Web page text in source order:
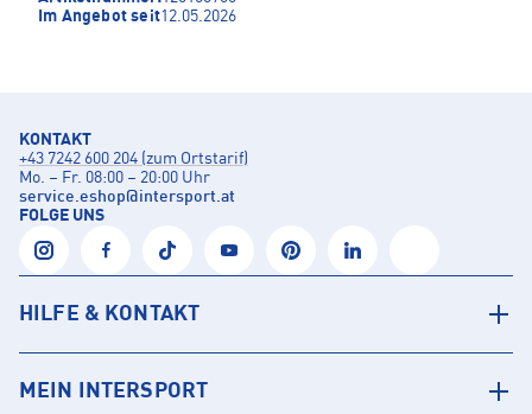
Im Angebot seit12.05.2026
KONTAKT
+43 7242 600 204 (zum Ortstarif)
Mo. – Fr. 08:00 – 20:00 Uhr
service.eshop@intersport.at
FOLGE UNS
HILFE & KONTAKT
MEIN INTERSPORT